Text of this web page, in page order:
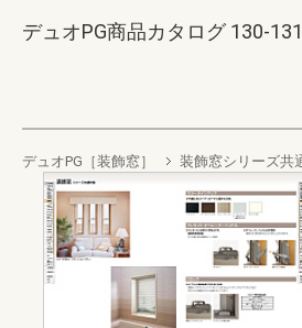
デュオPG商品カタログ 130-
デュオPG［装飾窓］ 装飾窓シリーズ共